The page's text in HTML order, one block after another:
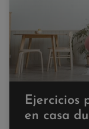
Ejercicios
en casa